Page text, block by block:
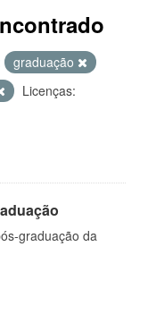
graduação
Licenças:
graduação da